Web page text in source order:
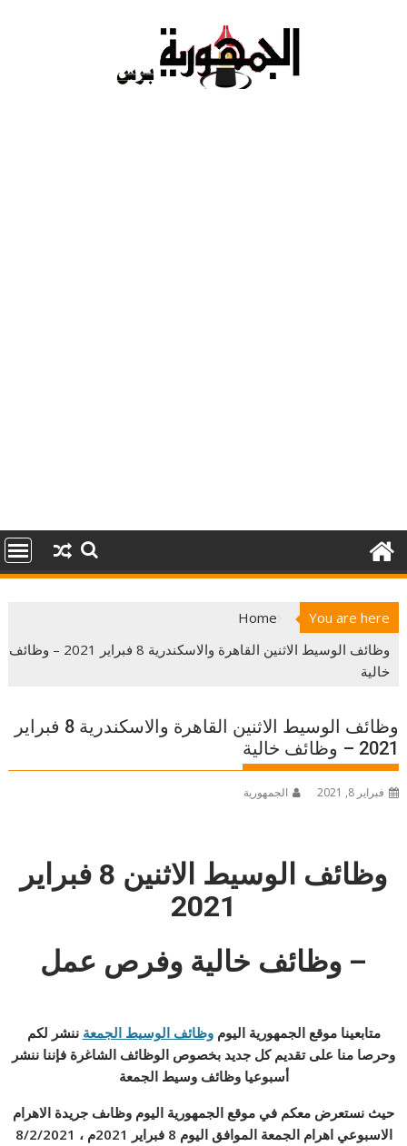
You are here
Home
وظائف الوسيط الاثنين القاهرة والاسكندرية 8 فبراير 2021 – وظائف
خالية
وظائف الوسيط الاثنين القاهرة والاسكندرية 8 فبراير
2021 – وظائف خالية
فبراير 8, 2021 الجمهورية
وظائف الوسيط الاثنين 8
فبراير
2021
– وظائف خالية وفرص عمل
متابعينا موقع الجمهورية اليوموظائف الوسيط الجمعة ننشر لكم
وحرصا منا على تقديم كل جديد بخصوص الوظائف الشاغرة فإننا ننشر
أسبوعيا وظائف وسيط الجمعة
حيث نستعرض معكم في موقع الجمهورية اليوم وظاىف جريدة الاهرام
الاسبوعي اهرام الجمعة الموافق اليوم 8 فبراير 2021م ، 8/2/2021